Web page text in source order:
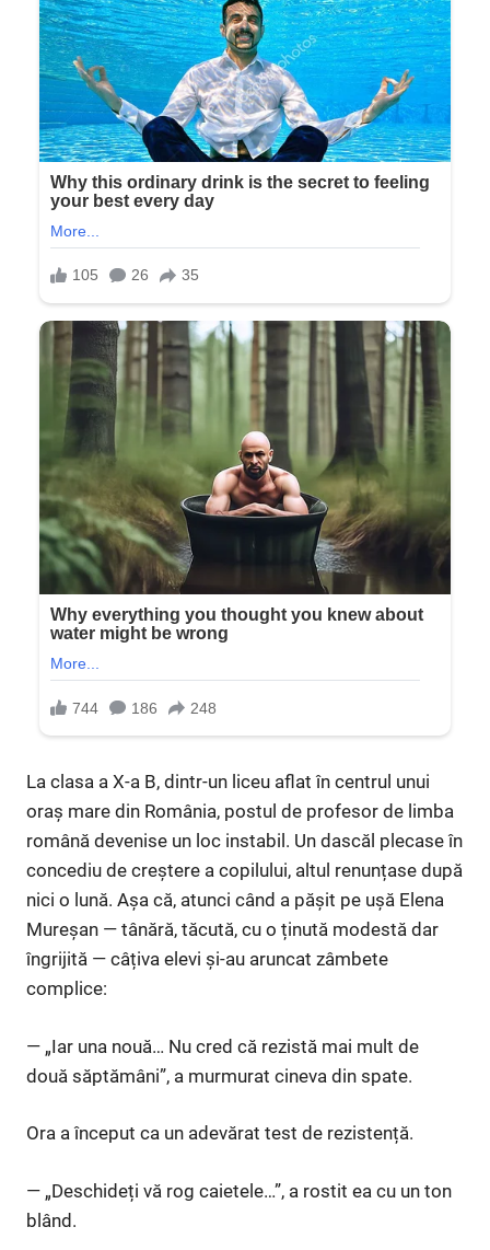
La clasa a X-a B, dintr-un liceu aflat în centrul unui
oraș mare din România, postul de profesor de limba
română devenise un loc instabil. Un dascăl plecase în
concediu de creștere a copilului, altul renunțase după
nici o lună. Așa că, atunci când a pășit pe ușă Elena
Mureșan — tânără, tăcută, cu o ținută modestă dar
îngrijită — câțiva elevi și-au aruncat zâmbete
complice:
— „Iar una nouă… Nu cred că rezistă mai mult de
două săptămâni”, a murmurat cineva din spate.
Ora a început ca un adevărat test de rezistență.
— „Deschideți vă rog caietele…”, a rostit ea cu un ton
blând.